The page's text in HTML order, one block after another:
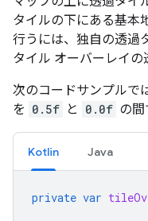
タイルの下にある基本
行うには、独自の透過
タイル オーバーレイの
次のコードサンプルで
を 0.5f と 0.0f の間
Kotlin Java
private var